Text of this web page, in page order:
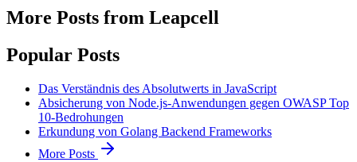
More Posts from Leapcell
Popular Posts
Das Verständnis des Absolutwerts in JavaScript
Absicherung von Node.js-Anwendungen gegen OWASP Top
10-Bedrohungen
Erkundung von Golang Backend Frameworks
More Posts